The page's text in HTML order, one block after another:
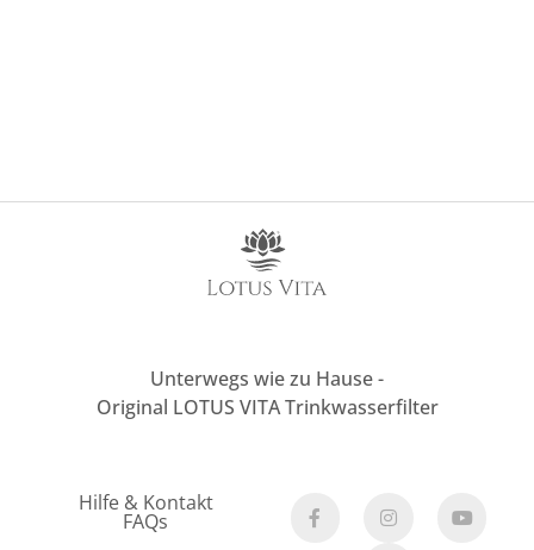
Unterwegs wie zu Hause -
Original LOTUS VITA Trinkwasserfilter
Hilfe & Kontakt
FAQs